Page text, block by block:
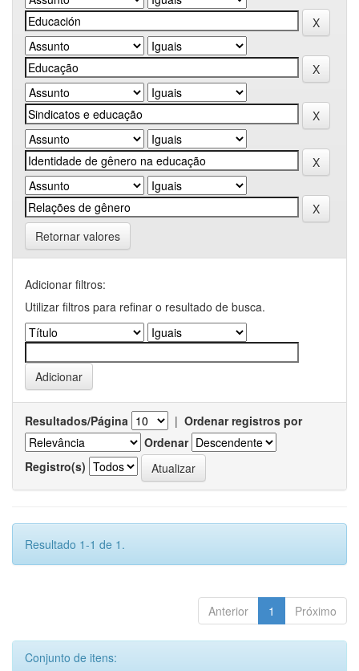
Retornar valores
Adicionar filtros:
Utilizar filtros para refinar o resultado de busca.
Resultados/Página | Ordenar registros por
Ordenar
Registro(s)
Resultado 1-1 de 1.
Anterior 1 Próximo
Conjunto de itens: